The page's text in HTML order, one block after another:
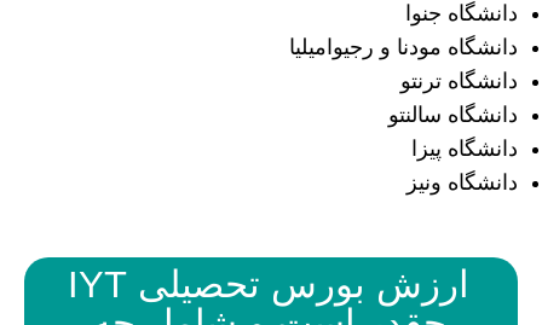
دانشگاه جنوا
دانشگاه مودنا و رجیو‌امیلیا
دانشگاه ترنتو
دانشگاه سالنتو
دانشگاه پیزا
دانشگاه ونیز
ارزش بورس تحصیلی IYT